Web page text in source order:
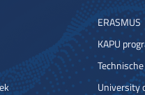
ERASMUS
KAPU
University